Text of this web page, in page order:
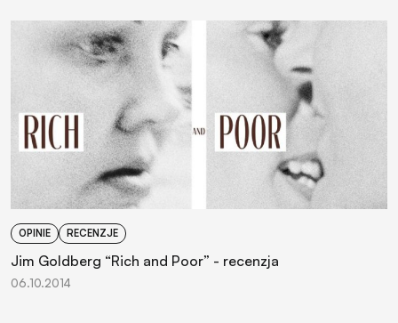
OPINIE RECENZJE
Jim Goldberg “Rich and Poor” - recenzja
06.10.2014